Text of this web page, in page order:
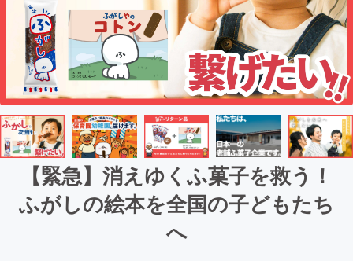
【緊急】消えゆくふ菓子を救う！
ふがしの絵本を全国の子どもたち
へ